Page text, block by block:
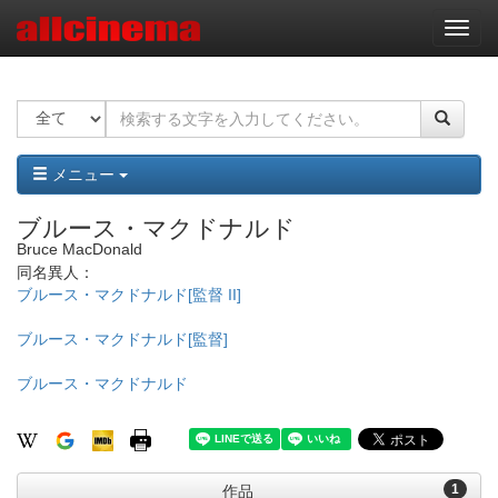
ナ
ビ
ー
ョ
ン
メニュー
ブルース・マクドナルド
Bruce MacDonald
同名異人：
ブルース・マクドナルド[監督 II]
ブルース・マクドナルド[監督]
ブルース・マクドナルド
1
作品